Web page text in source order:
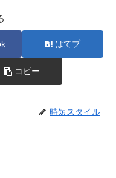
はてブ
コピー
時短スタイル